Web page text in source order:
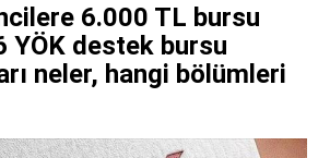
6.000 TL bursu
YÖK destek bursu
neler, hangi bölümleri